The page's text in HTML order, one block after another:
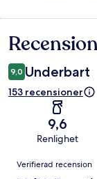
9,0 Underbart
153 recensioner
9,6
Renlighet
Recensioner
Verifierad recension